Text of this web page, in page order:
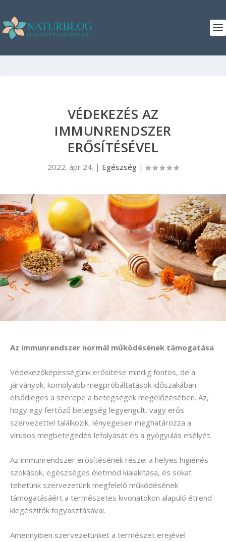
VÉDEKEZÉS AZ
IMMUNRENDSZER
ERŐSÍTÉSÉVEL
2022. ápr 24. | Egészség |
Az immunrendszer normál működésének támogatása
Védekezőképességünk erősítése mindig fontos, de a
járványok, komolyabb megpróbáltatások időszakában
elsődleges a szerepe a betegségek megelőzésében. Az,
hogy egy fertőző betegség legyengült, vagy erős
szervezettel találkozik, lényegesen meghatározza a
vírusos megbetegedés lefolyását és a gyógyulás esélyét.
Az immunrendszer erősítésének részei a helyes higiénés
szokások, egészséges életmód kialakítása, és sokat
tehetünk szervezetünk megfelelő működésének
támogatásáért a természetes kivonatokon alapuló étrend-
kiegészítők fogyasztásával.
Amennyiben szervezetünket a természet erejével